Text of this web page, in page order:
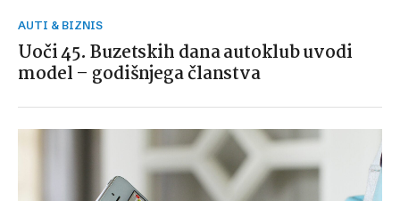
AUTI & BIZNIS
Uoči 45. Buzetskih dana autoklub uvodi
model – godišnjega članstva